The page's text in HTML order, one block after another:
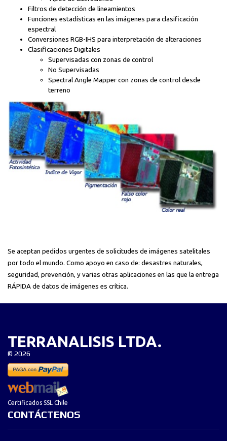
Filtros de detección de lineamientos
Funciones estadísticas en las imágenes para clasificación
espectral
Conversiones RGB-IHS para interpretación de alteraciones
Clasificaciones Digitales
Supervisadas con zonas de control
No Supervisadas
Spectral Angle Mapper con zonas de control desde
terreno
Se aceptan pedidos urgentes de solicitudes de imágenes satelitales
por todo el mundo. Como apoyo en caso de: desastres naturales,
seguridad, prevención, y varias otras aplicaciones en las que la entrega
RÁPIDA de datos de imágenes es crítica.
TERRANALISIS LTDA.
© 2026
Certificados SSL Chile
CONTÁCTENOS